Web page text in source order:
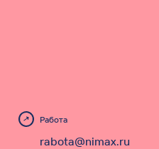
Работа
rabota@nimax.ru